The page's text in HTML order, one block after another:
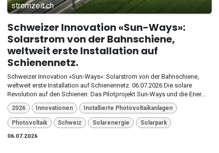
stromzeit.ch
Schweizer Innovation «Sun-Ways»:
Solarstrom von der Bahnschiene,
weltweit erste Installation auf
Schienennetz.
Schweizer Innovation «Sun-Ways»: Solarstrom von der Bahnschiene,
weltweit erste Installation auf Schienennetz. 06.07.2026 Die solare
Revolution auf den Schienen: Das Pilotprojekt Sun-Ways und die Ener...
2026 Innovationen Installierte Photovoltaikanlagen
Photovoltaik Schweiz Solarenergie
Solarpark
06.07.2026